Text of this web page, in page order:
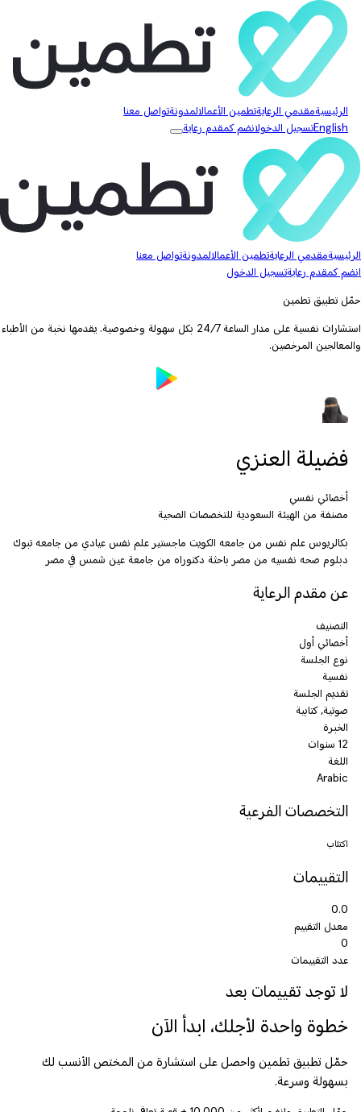
الرئيسيةمقدمي الرعايةتطمين الأعمالالمدونةتواصل معنا
Englishتسجيل الدخولانضم كمقدم رعاية
الرئيسيةمقدمي الرعايةتطمين الأعمالالمدونةتواصل معنا
انضم كمقدم رعايةتسجيل الدخول
حمّل تطبيق تطمين
استشارات نفسية على مدار الساعة 24/7 بكل سهولة وخصوصية. يقدمها نخبة من الأطباء
والمعالجين المرخصين.
فضيلة العنزي
أخصائي نفسي
مصنفة من الهيئة السعودية للتخصصات الصحية
بكالريوس علم نفس من جامعه الكويت ماجستير علم نفس عيادي من جامعه تبوك
دبلوم صحه نفسيه من مصر باحثة دكتوراه من جامعة عين شمس في مصر
عن مقدم الرعاية
التصنيف
أخصائي أول
نوع الجلسة
نفسية
تقديم الجلسة
صوتية, كتابية
الخبرة
12 سنوات
اللغة
Arabic
التخصصات الفرعية
اكتئاب
التقييمات
0.0
معدل التقييم
0
عدد التقييمات
لا توجد تقييمات بعد
خطوة واحدة لأجلك، ابدأ الآن
حمّل تطبيق تطمين واحصل على استشارة من المختص الأنسب لك
بسهولة وسرعة.